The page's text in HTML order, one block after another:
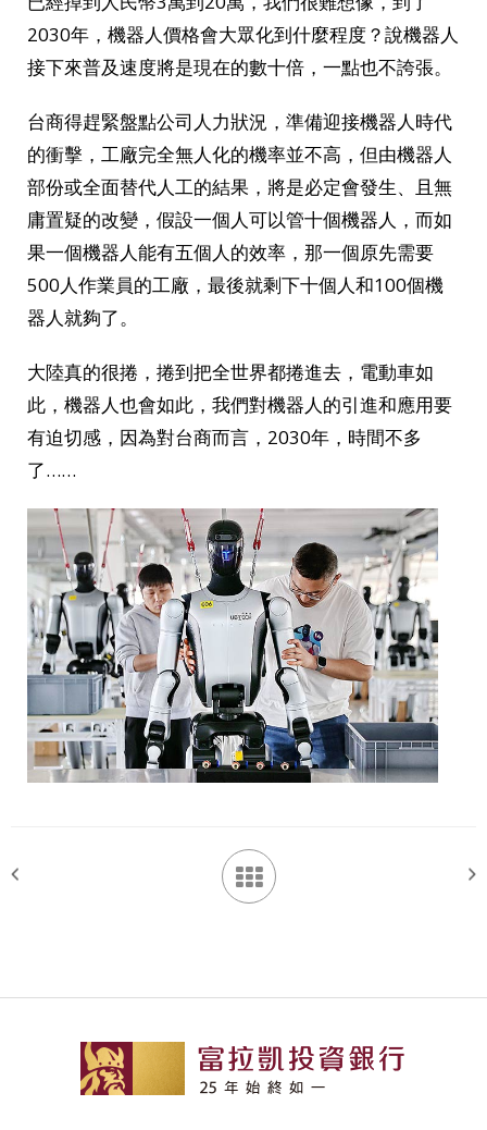
2030年，機器人價格會大眾化到什麼程度？說機器人
接下來普及速度將是現在的數十倍，一點也不誇張。
台商得趕緊盤點公司人力狀況，準備迎接機器人時代
的衝擊，工廠完全無人化的機率並不高，但由機器人
部份或全面替代人工的結果，將是必定會發生、且無
庸置疑的改變，假設一個人可以管十個機器人，而如
果一個機器人能有五個人的效率，那一個原先需要
500人作業員的工廠，最後就剩下十個人和100個機
器人就夠了。
大陸真的很捲，捲到把全世界都捲進去，電動車如
此，機器人也會如此，我們對機器人的引進和應用要
有迫切感，因為對台商而言，2030年，時間不多
了……